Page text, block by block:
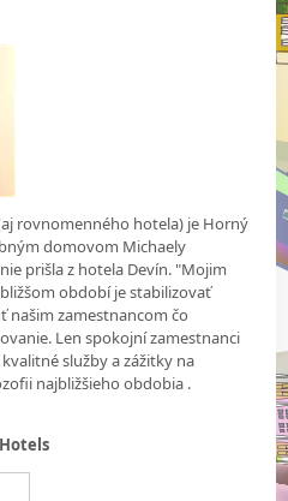
rovnomenného hotela) je Horný
domovom Michaely
prišla z hotela Devín. "Mojim
období je stabilizovať
našim zamestnancom čo
Len spokojní zamestnanci
služby a zážitky na
najbližšieho obdobia .